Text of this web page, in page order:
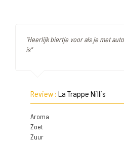
"Heerlijk biertje voor als je met
is"
Review : La Trappe Nillis
Aroma
Zoet
Zuur